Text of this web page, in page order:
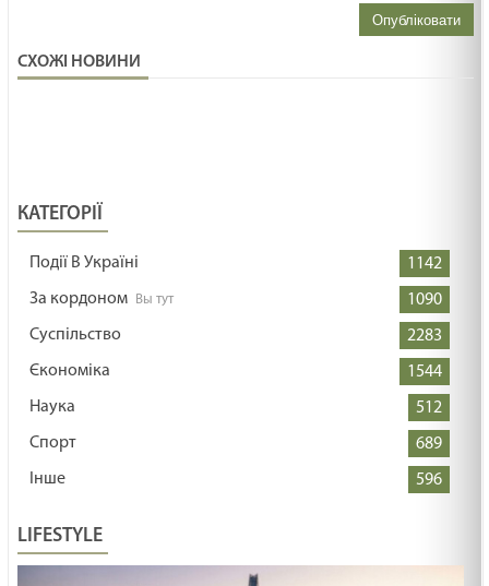
Опубліковати
СХОЖІ НОВИНИ
КАТЕГОРІЇ
Події В Україні
1142
За кордоном
1090
Суспільство
2283
Єкономіка
1544
Наука
512
Спорт
689
Інше
596
LIFESTYLE